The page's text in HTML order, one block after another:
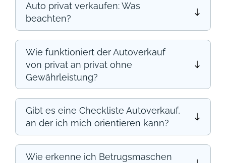
Auto privat verkaufen: Was
beachten?
Wie funktioniert der Autoverkauf
von privat an privat ohne
Gewährleistung?
Gibt es eine Checkliste Autoverkauf,
an der ich mich orientieren kann?
Wie erkenne ich Betrugsmaschen